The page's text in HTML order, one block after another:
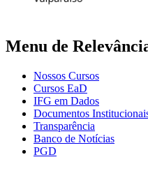
Menu de
Nossos Cursos
Cursos EaD
IFG em Dados
Documentos
Transparência
Banco de Notícias
PGD